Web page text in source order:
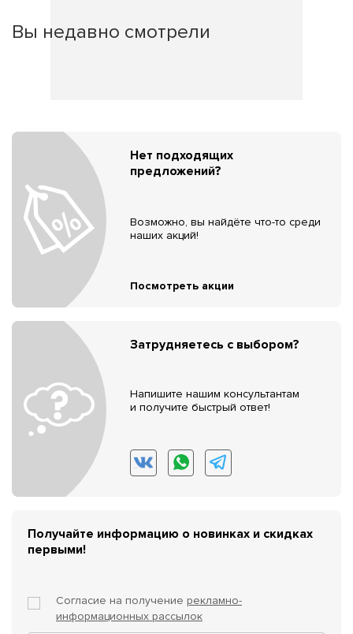
Вы недавно смотрели
Нет подходящих
предложений?
Возможно, вы найдёте что-то среди
наших акций!
Посмотреть акции
Затрудняетесь с выбором?
Напишите нашим консультантам
и получите быстрый ответ!
Получайте информацию о новинках и скидках
первыми!
Согласие на получение рекламно-
информационных рассылок